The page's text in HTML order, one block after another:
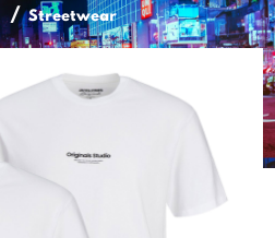
Streetwear